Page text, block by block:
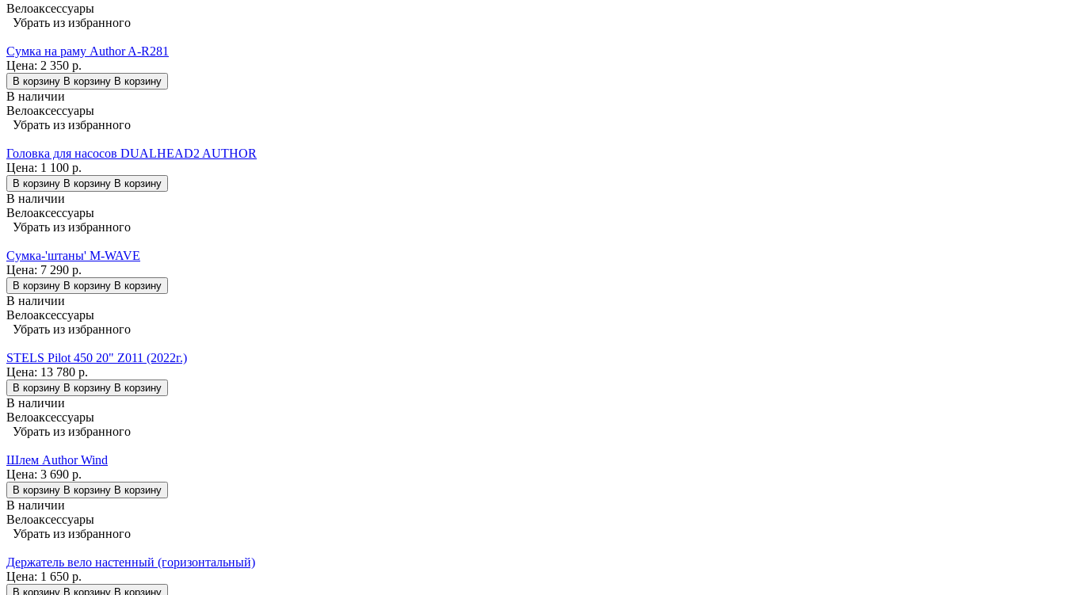
Велоаксессуары
Убрать из избранного
Сумка на раму Author A-R281
Цена: 2 350 р.
В корзину В корзину В корзину
В наличии
Велоаксессуары
Убрать из избранного
Головка для насосов DUALHEAD2 AUTHOR
Цена: 1 100 р.
В корзину В корзину В корзину
В наличии
Велоаксессуары
Убрать из избранного
Сумка-'штаны' M-WAVE
Цена: 7 290 р.
В корзину В корзину В корзину
В наличии
Велоаксессуары
Убрать из избранного
STELS Pilot 450 20" Z011 (2022г.)
Цена: 13 780 р.
В корзину В корзину В корзину
В наличии
Велоаксессуары
Убрать из избранного
Шлем Author Wind
Цена: 3 690 р.
В корзину В корзину В корзину
В наличии
Велоаксессуары
Убрать из избранного
Держатель вело настенный (горизонтальный)
Цена: 1 650 р.
В корзину В корзину В корзину